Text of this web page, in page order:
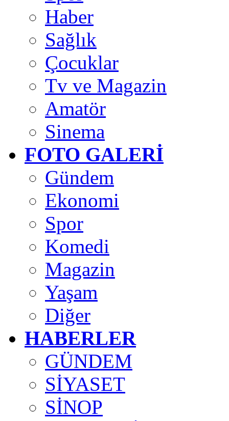
Haber
Sağlık
Çocuklar
Tv ve Magazin
Amatör
Sinema
FOTO GALERİ
Gündem
Ekonomi
Spor
Komedi
Magazin
Yaşam
Diğer
HABERLER
GÜNDEM
SİYASET
SİNOP